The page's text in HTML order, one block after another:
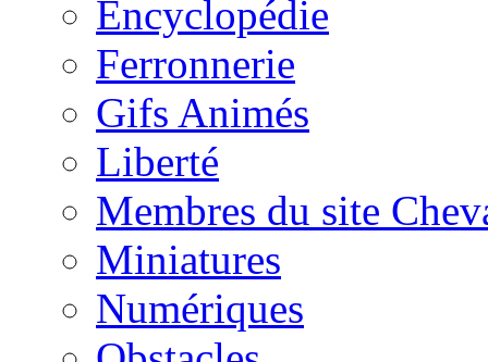
Encyclopédie
Ferronnerie
Gifs Animés
Liberté
Membres du site
Miniatures
Numériques